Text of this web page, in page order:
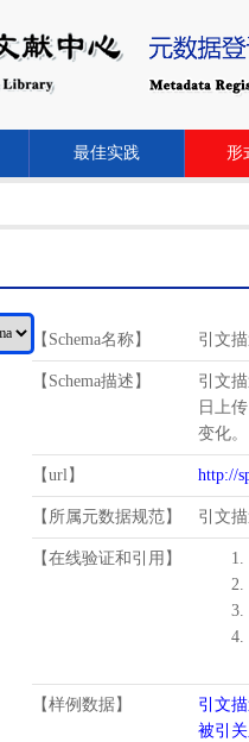
最佳实践 形
【Schema名称】 引文
【Schema描述】
引文
日上
变化。
【url】 http://
【所属元数据规范】 引文
【在线验证和引用】
1.
2.
3.
4.
【样例数据】
引文
被引